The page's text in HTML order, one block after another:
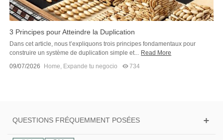
3 Principes pour Atteindre la Duplication
Dans cet article, nous t’expliquons trois principes fondamentaux pour
construire un système de duplication simple et...
Read More
09/07/2026
Home Expande tu negocio 734
QUESTIONS FRÉQUEMMENT POSÉES